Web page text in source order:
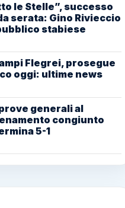
le Stelle”, successo
serata: Gino Rivieccio
stabiese
Flegrei, prosegue
oggi: ultime news
generali al
congiunto
5-1